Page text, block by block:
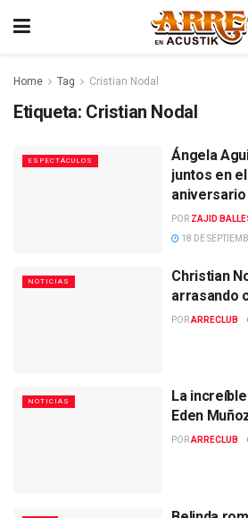
Home Tag Cristian Nodal
Etiqueta: Cristian Nodal
ESPECTÁCULOS
Ángela
juntos en
aniversario
POR ZAJID
18 DE
NOTICIAS
Christian
arrasando
PORARRECLUB
NOTICIAS
La
Eden
PORARRECLUB